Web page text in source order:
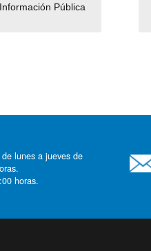
Pública
Empleos Públicos
lunes a jueves de
horas.